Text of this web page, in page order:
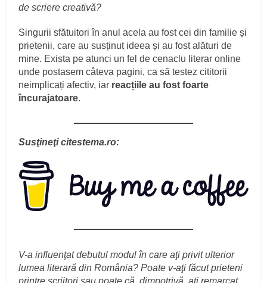
de scriere creativă?
Singurii sfătuitori în anul acela au fost cei din familie și
prietenii, care au susținut ideea și au fost alături de
mine. Exista pe atunci un fel de cenaclu literar online
unde postasem câteva pagini, ca să testez cititorii
neimplicați afectiv, iar reacțiile au fost foarte
încurajatoare.
Susţineţi citestema.ro:
V-a influenţat debutul modul în care aţi privit ulterior
lumea literară din România? Poate v-aţi făcut prieteni
printre scriitori sau poate că, dimpotrivă, aţi remarcat